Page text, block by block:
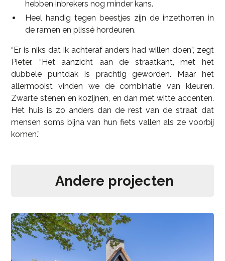
hebben inbrekers nog minder kans.
Heel handig tegen beestjes zijn de inzethorren in
de ramen en plissé hordeuren.
“Er is niks dat ik achteraf anders had willen doen”, zegt
Pieter. “Het aanzicht aan de straatkant, met het
dubbele puntdak is prachtig geworden. Maar het
allermooist vinden we de combinatie van kleuren.
Zwarte stenen en kozijnen, en dan met witte accenten.
Het huis is zo anders dan de rest van de straat dat
mensen soms bijna van hun fiets vallen als ze voorbij
komen.”
Andere projecten